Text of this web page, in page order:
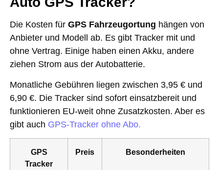
Die Kosten für GPS Fahrzeugortung hängen von
Anbieter und Modell ab. Es gibt Tracker mit und
ohne Vertrag. Einige haben einen Akku, andere
ziehen Strom aus der Autobatterie.
Monatliche Gebühren liegen zwischen 3,95 € und
6,90 €. Die Tracker sind sofort einsatzbereit und
funktionieren EU-weit ohne Zusatzkosten. Aber es
gibt auch GPS-Tracker ohne Abo.
GPS
Tracker
Preis Besonderheiten